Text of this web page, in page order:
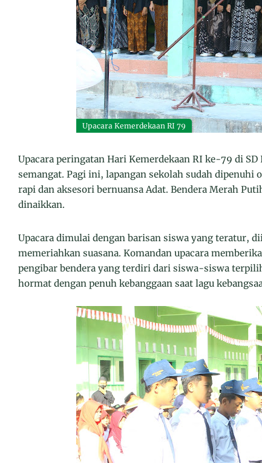
Upacara Kemerdekaan RI 79
Upacara peringatan Hari Kemerdekaan RI ke-79 di
semangat. Pagi ini, lapangan sekolah sudah dipenuhi
rapi dan aksesori bernuansa Adat. Bendera Merah
dinaikkan.
Upacara dimulai dengan barisan siswa yang teratur,
memeriahkan suasana. Komandan upacara
pengibar bendera yang terdiri dari siswa-siswa
hormat dengan penuh kebanggaan saat lagu